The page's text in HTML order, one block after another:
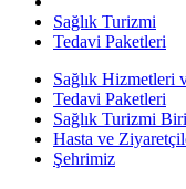
Sağlık Turizmi
Tedavi Paketleri
Sağlık Hizmetleri
Tedavi Paketleri
Sağlık Turizmi
Hasta ve
Şehrimiz